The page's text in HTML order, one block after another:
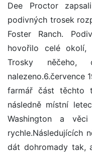
Dee Proctor
podivných trosek
Foster Ranch.
hovořilo celé
Trosky
nalezeno.6.července
farmář část těchto
následně místní
Washington a
rychle.Následujících
dát dohromady tak,